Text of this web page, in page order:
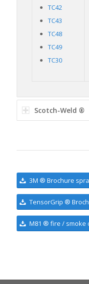
TC42
TC43
TC48
TC49
TC30
Scotch-Weld ®
3M ® Brochure
TensorGrip ®
M81 ® fire / smoke